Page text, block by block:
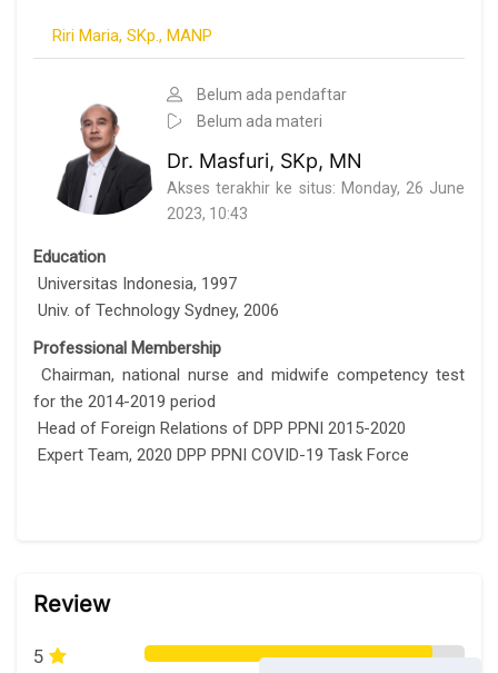
Riri Maria, SKp., MANP
Belum ada pendaftar
Belum ada materi
Dr. Masfuri, SKp, MN
Akses terakhir ke situs: Monday, 26 June
2023, 10:43
Education
Universitas Indonesia, 1997
Univ. of Technology Sydney, 2006
Professional Membership
Chairman, national nurse and midwife competency test
for the 2014-2019 period
Head of Foreign Relations of DPP PPNI 2015-2020
Expert Team, 2020 DPP PPNI COVID-19 Task Force
Review
5